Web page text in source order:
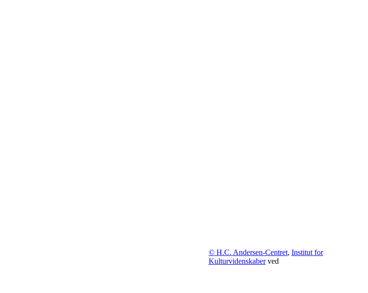
© H.C. Andersen-Centret, Institut for
Kulturvidenskaberved